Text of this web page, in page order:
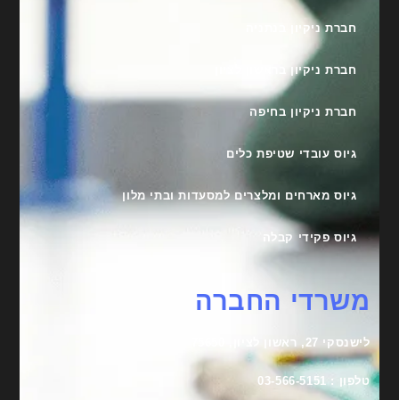
חברת ניקיון בנתניה
חברת ניקיון בראשון לציון
חברת ניקיון בחיפה
גיוס עובדי שטיפת כלים
גיוס מארחים ומלצרים למסעדות ובתי מלון
גיוס פקידי קבלה
משרדי החברה
לישנסקי 27, ראשון לציון, 75650
טלפון : 03-566-5151